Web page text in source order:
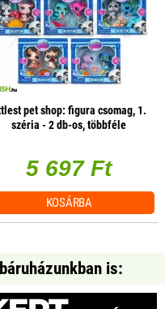
pet shop: figura csomag, 1.
széria - 2 db-os, többféle
5 697 Ft
KOSÁRBA
is: